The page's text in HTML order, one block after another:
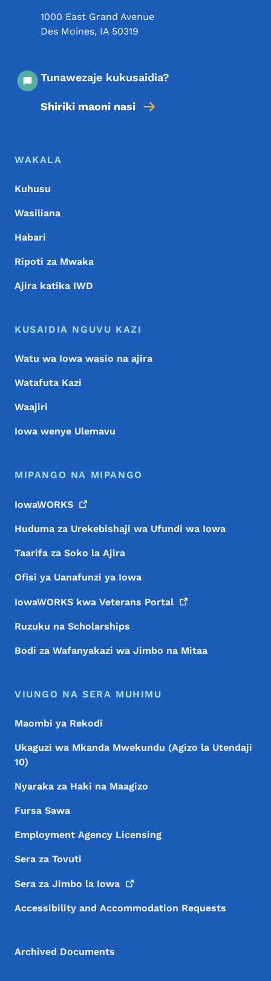
1000 East Grand Avenue
Des Moines, IA 50319
Tunawezaje kukusaidia?
Shiriki maoni nasi
Menyu ya Chini
Footer
WAKALA
Kuhusu
Wasiliana
Habari
Ripoti za Mwaka
Ajira katika IWD
KUSAIDIA NGUVU KAZI
Watu wa Iowa wasio na ajira
Watafuta Kazi
Waajiri
Iowa wenye Ulemavu
MIPANGO NA MIPANGO
IowaWORKS
Huduma za Urekebishaji wa Ufundi wa Iowa
Taarifa za Soko la Ajira
Ofisi ya Uanafunzi ya Iowa
IowaWORKS kwa Veterans Portal
Ruzuku na Scholarships
Bodi za Wafanyakazi wa Jimbo na Mitaa
VIUNGO NA SERA MUHIMU
Maombi ya Rekodi
Ukaguzi wa Mkanda Mwekundu (Agizo la Utendaji
10)
Nyaraka za Haki na Maagizo
Fursa Sawa
Employment Agency Licensing
Sera za Tovuti
Sera za Jimbo la Iowa
Accessibility and Accommodation Requests
Archived Documents